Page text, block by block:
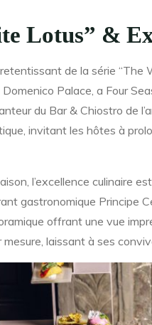
Lotus” &
de la série
Palace, a Four
du Bar & Chiostro de
invitant les hôtes à
l’excellence culinaire
gastronomique Principe
offrant une vue
laissant à ses